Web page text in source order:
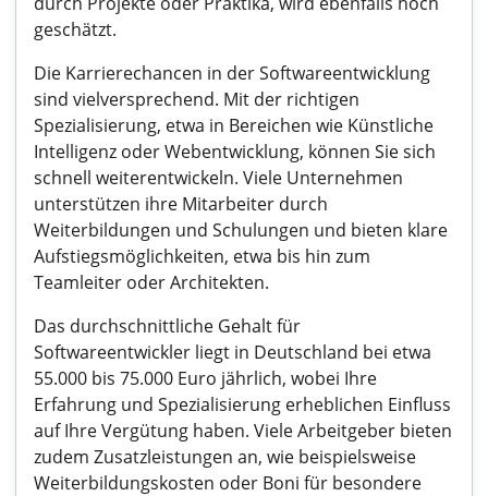
geschätzt.
Die Karrierechancen in der Softwareentwicklung
sind vielversprechend. Mit der richtigen
Spezialisierung, etwa in Bereichen wie Künstliche
Intelligenz oder Webentwicklung, können Sie sich
schnell weiterentwickeln. Viele Unternehmen
unterstützen ihre Mitarbeiter durch
Weiterbildungen und Schulungen und bieten klare
Aufstiegsmöglichkeiten, etwa bis hin zum
Teamleiter oder Architekten.
Das durchschnittliche Gehalt für
Softwareentwickler liegt in Deutschland bei etwa
55.000 bis 75.000 Euro jährlich, wobei Ihre
Erfahrung und Spezialisierung erheblichen Einfluss
auf Ihre Vergütung haben. Viele Arbeitgeber bieten
zudem Zusatzleistungen an, wie beispielsweise
Weiterbildungskosten oder Boni für besondere